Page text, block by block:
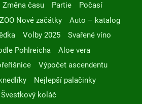
Změna času Partie
Počasí
ZOO Nové začátky
Auto – katalog
Volby 2025
Svařené víno
Pohlreicha
Aloe vera
Výpočet ascendentu
Nejlepší palačinky
Švestkový koláč